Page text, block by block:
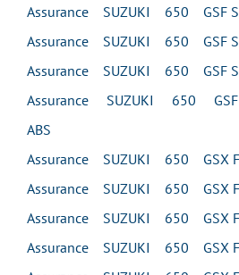
Assurance SUZUKI 650 GSF S
Assurance SUZUKI 650 GSF S
Assurance SUZUKI 650 GSF S
Assurance SUZUKI 650 GSF S
ABS
Assurance SUZUKI 650 GSX F
Assurance SUZUKI 650 GSX F
Assurance SUZUKI 650 GSX F
Assurance SUZUKI 650 GSX F